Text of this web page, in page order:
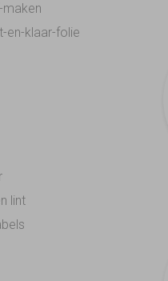
maken
en-klaar-folie
lint